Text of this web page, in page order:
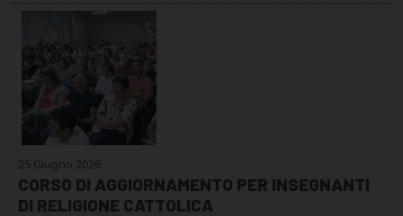
25 Giugno 2026
CORSO DI AGGIORNAMENTO PER INSEGNANTI
DI RELIGIONE CATTOLICA